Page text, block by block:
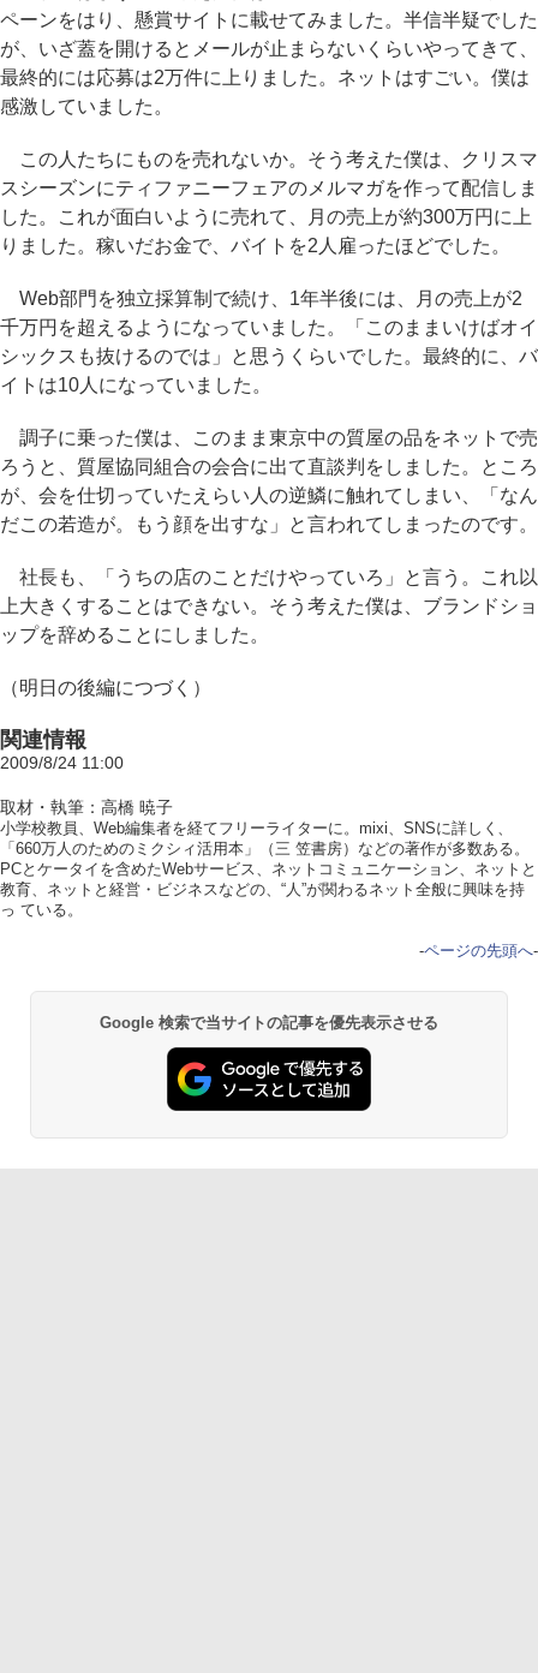
ペーンをはり、懸賞サイトに載せてみました。半信半疑でした
が、いざ蓋を開けるとメールが止まらないくらいやってきて、
最終的には応募は2万件に上りました。ネットはすごい。僕は
感激していました。
この人たちにものを売れないか。そう考えた僕は、クリスマ
スシーズンにティファニーフェアのメルマガを作って配信しま
した。これが面白いように売れて、月の売上が約300万円に上
りました。稼いだお金で、バイトを2人雇ったほどでした。
Web部門を独立採算制で続け、1年半後には、月の売上が2
千万円を超えるようになっていました。「このままいけばオイ
シックスも抜けるのでは」と思うくらいでした。最終的に、バ
イトは10人になっていました。
調子に乗った僕は、このまま東京中の質屋の品をネットで売
ろうと、質屋協同組合の会合に出て直談判をしました。ところ
が、会を仕切っていたえらい人の逆鱗に触れてしまい、「なん
だこの若造が。もう顔を出すな」と言われてしまったのです。
社長も、「うちの店のことだけやっていろ」と言う。これ以
上大きくすることはできない。そう考えた僕は、ブランドショ
ップを辞めることにしました。
（明日の後編につづく）
関連情報
2009/8/24 11:00
取材・執筆：高橋 暁子
小学校教員、Web編集者を経てフリーライターに。mixi、SNSに詳しく、
「660万人のためのミクシィ活用本」（三 笠書房）などの著作が多数ある。
PCとケータイを含めたWebサービス、ネットコミュニケーション、ネットと
教育、ネットと経営・ビジネスなどの、“人”が関わるネット全般に興味を持
っ ている。
-ページの先頭へ-
Google 検索で当サイトの記事を優先表示させる